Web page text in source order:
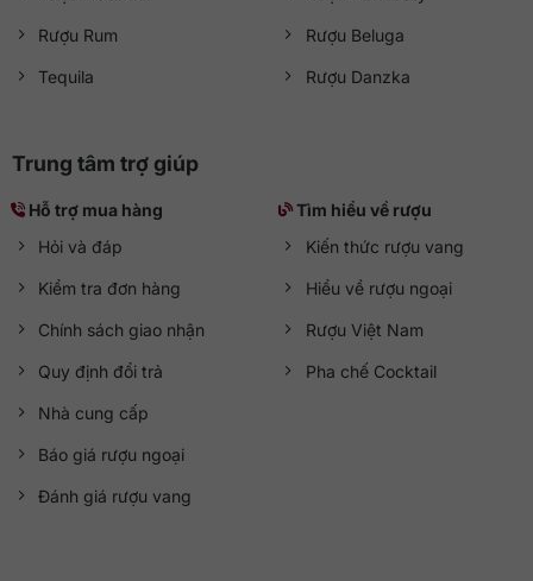
Rượu Rum
Tequila
Rượu Beluga
Rượu Danzka
Trung tâm trợ giúp
Hỗ trợ mua hàng
Hỏi và đáp
Kiểm tra đơn hàng
Chính sách giao nhận
Quy định đổi trả
Nhà cung cấp
Báo giá rượu ngoại
Đánh giá rượu vang
Tìm hiểu về rượu
Kiến thức rượu vang
Hiểu về rượu ngoại
Rượu Việt Nam
Pha chế Cocktail